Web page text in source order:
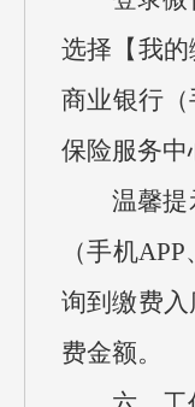
选择【我
商业银行
保险服务
温馨
（手机
询到缴费
费金额。